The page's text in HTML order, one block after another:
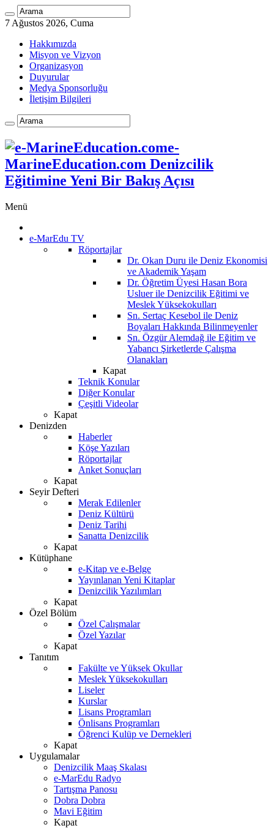
7 Ağustos 2026, Cuma
Hakkımızda
Misyon ve Vizyon
Organizasyon
Duyurular
Medya Sponsorluğu
İletişim Bilgileri
e-
MarineEducation.com Denizcilik
Eğitimine Yeni Bir Bakış Açısı
Menü
e-MarEdu TV
Röportajlar
Dr. Okan Duru ile Deniz Ekonomisi
ve Akademik Yaşam
Dr. Öğretim Üyesi Hasan Bora
Usluer ile Denizcilik Eğitimi ve
Meslek Yüksekokulları
Sn. Sertaç Kesebol ile Deniz
Boyaları Hakkında Bilinmeyenler
Sn. Özgür Alemdağ ile Eğitim ve
Yabancı Şirketlerde Çalışma
Olanakları
Kapat
Teknik Konular
Diğer Konular
Çeşitli Videolar
Kapat
Denizden
Haberler
Köşe Yazıları
Röportajlar
Anket Sonuçları
Kapat
Seyir Defteri
Merak Edilenler
Deniz Kültürü
Deniz Tarihi
Sanatta Denizcilik
Kapat
Kütüphane
e-Kitap ve e-Belge
Yayınlanan Yeni Kitaplar
Denizcilik Yazılımları
Kapat
Özel Bölüm
Özel Çalışmalar
Özel Yazılar
Kapat
Tanıtım
Fakülte ve Yüksek Okullar
Meslek Yüksekokulları
Liseler
Kurslar
Lisans Programları
Önlisans Programları
Öğrenci Kulüp ve Dernekleri
Kapat
Uygulamalar
Denizcilik Maaş Skalası
e-MarEdu Radyo
Tartışma Panosu
Dobra Dobra
Mavi Eğitim
Kapat